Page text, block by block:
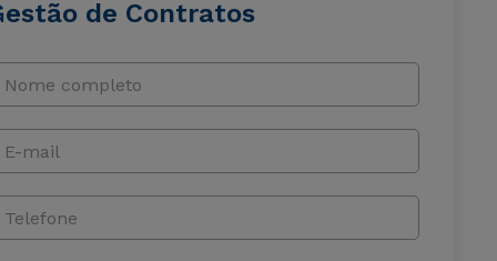
de Contratos
Nome completo
E-mail
Telefone